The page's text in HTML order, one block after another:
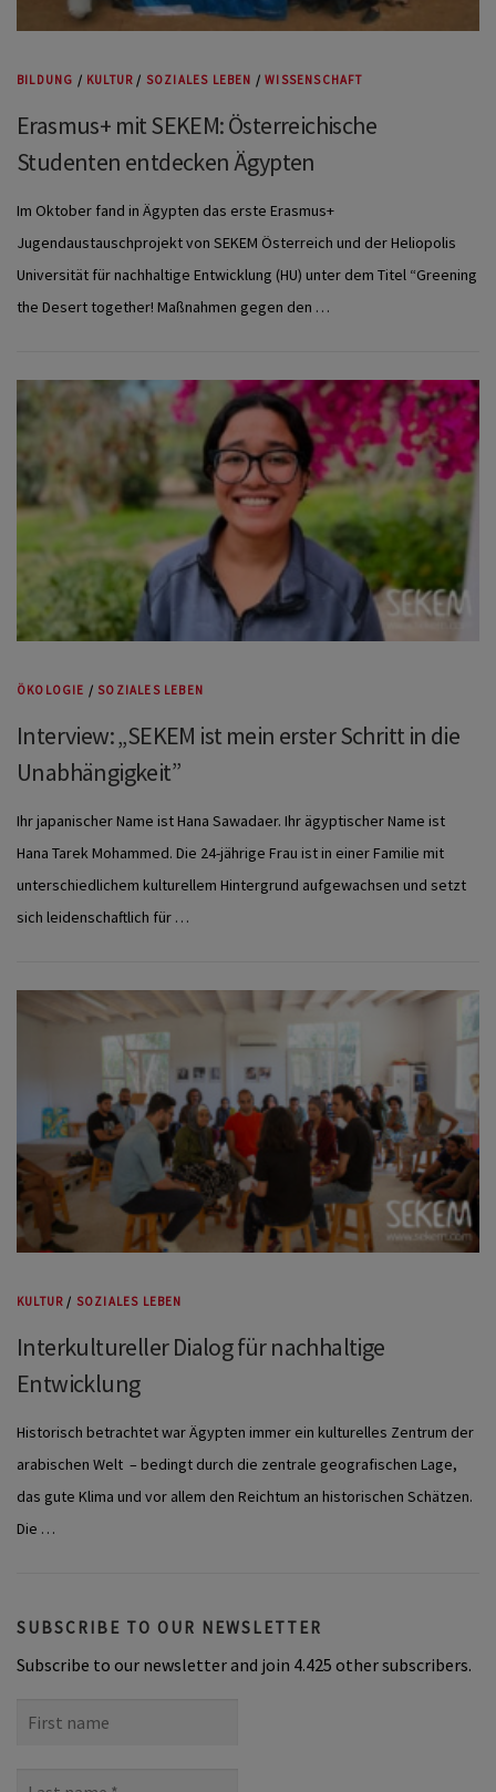
BILDUNG / KULTUR / SOZIALES LEBEN /WISSENSCHAFT
Erasmus+ mit SEKEM: Österreichische
Studenten entdecken Ägypten
Im Oktober fand in Ägypten das erste Erasmus+
Jugendaustauschprojekt von SEKEM Österreich und der Heliopolis
Universität für nachhaltige Entwicklung (HU) unter dem Titel “Greening
the Desert together! Maßnahmen gegen den …
ÖKOLOGIE / SOZIALES LEBEN
Interview: „SEKEM ist mein erster Schritt in die
Unabhängigkeit”
Ihr japanischer Name ist Hana Sawadaer. Ihr ägyptischer Name ist
Hana Tarek Mohammed. Die 24-jährige Frau ist in einer Familie mit
unterschiedlichem kulturellem Hintergrund aufgewachsen und setzt
sich leidenschaftlich für …
KULTUR / SOZIALES LEBEN
Interkultureller Dialog für nachhaltige
Entwicklung
Historisch betrachtet war Ägypten immer ein kulturelles Zentrum der
arabischen Welt – bedingt durch die zentrale geografischen Lage,
das gute Klima und vor allem den Reichtum an historischen Schätzen.
Die …
SUBSCRIBE TO OUR NEWSLETTER
Subscribe to our newsletter and join 4.425 other subscribers.
name